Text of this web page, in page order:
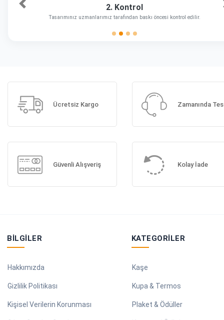
2. Kontrol
Tasarımınız uzmanlarımız tarafından baskı öncesi kontrol edilir.
Önceki
Ücretsiz Kargo Zamanında
Güvenli Alışveriş Kolay İade
BILGILER
Hakkımızda
Gizlilik Politikası
Kişisel Verilerin Korunması
KATEGORILER
Kaşe
Kupa & Termos
Plaket & Ödüller